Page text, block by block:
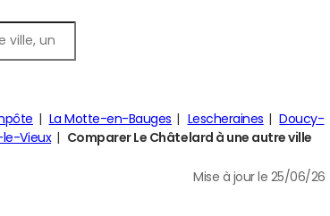
La Motte-en-Bauges Lescheraines
Doucy-
le-Vieux Comparer Le Châtelard à une autre ville
Mise à jour le 25/06/26